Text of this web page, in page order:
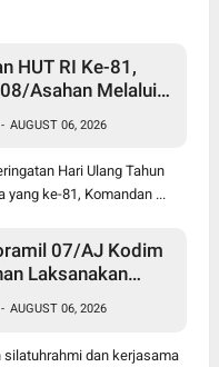
HUT RI Ke-81,
Asahan Melalui
Kemenag
- AUGUST 06, 2026
Hari Ulang Tahun
yang ke-81, Komandan ...
07/AJ Kodim
Laksanakan
Di
- AUGUST 06, 2026
dan kerjasama